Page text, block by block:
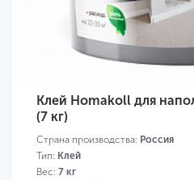
Клей Homakoll для
(7 кг)
Страна производства: Россия
Тип: Клей
Вес: 7 кг